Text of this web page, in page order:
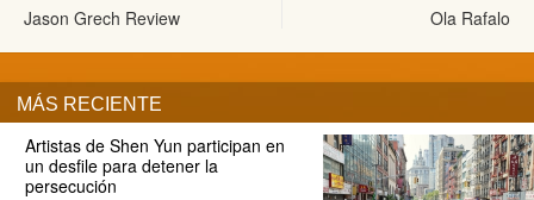
Jason Grech Review Ola Rafalo
MÁS RECIENTE
Artistas de Shen Yun participan en
un desfile para detener la
persecución